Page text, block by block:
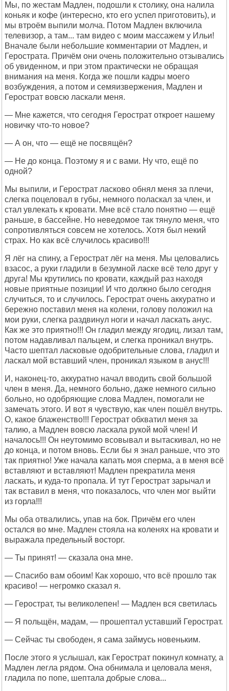
Мы, по жестам Мадлен, подошли к столику, она налила
коньяк и кофе (интересно, кто его успел приготовить), и
мы втроём выпили молча. Потом Мадлен включила
телевизор, а там... там видео с моим массажем у Ильи!
Вначале были небольшие комментарии от Мадлен, и
Герострата. Причём они очень положительно отзывались
об увиденном, и при этом практически не обращая
внимания на меня. Когда же пошли кадры моего
возбуждения, а потом и семяизвержения, Мадлен и
Герострат вовсю ласкали меня.
— Мне кажется, что сегодня Герострат откроет нашему
новичку что-то новое?
— А он, что — ещё не посвящён?
— Не до конца. Поэтому я и с вами. Ну что, ещё по
одной?
Мы выпили, и Герострат ласково обнял меня за плечи,
слегка поцеловал в губы, немного поласкал за член, и
стал увлекать к кровати. Мне всё стало понятно — ещё
раньше, в бассейне. Но неведомое так тянуло меня, что
сопротивляться совсем не хотелось. Хотя был некий
страх. Но как всё случилось красиво!!!
Я лёг на спину, а Герострат лёг на меня. Мы целовались
взасос, а руки гладили в безумной ласке всё тело друг у
друга! Мы крутились по кровати, каждый раз находя
новые приятные позиции! И что должно было сегодня
случиться, то и случилось. Герострат очень аккуратно и
бережно поставил меня на колени, голову положил на
мои руки, слегка раздвинул ноги и начал ласкать анус.
Как же это приятно!!! Он гладил между ягодиц, лизал там,
потом надавливал пальцем, и слегка проникал внутрь.
Часто шептал ласковые одобрительные слова, гладил и
ласкал мой вставший член, проникал языком в анус!!!
И, наконец-то, аккуратно начал вводить свой большой
член в меня. Да, немного больно, даже немного сильно
больно, но одобряющие слова Мадлен, помогали не
замечать этого. И вот я чувствую, как член пошёл внутрь.
О, какое блаженство!!! Герострат обхватил меня за
талию, а Мадлен вовсю ласкала рукой мой член! И
началось!!! Он неутомимо всовывал и вытаскивал, но не
до конца, и потом вновь. Если бы я знал раньше, что это
так приятно! Уже начала капать моя сперма, а в меня всё
вставляют и вставляют! Мадлен прекратила меня
ласкать, и куда-то пропала. И тут Герострат зарычал и
так вставил в меня, что показалось, что член мог выйти
из горла!!!
Мы оба отвалились, упав на бок. Причём его член
остался во мне. Мадлен стояла на коленях на кровати и
выражала предельный восторг.
— Ты принят! — сказала она мне.
— Спасибо вам обоим! Как хорошо, что всё прошло так
красиво! — негромко сказал я.
— Герострат, ты великолепен! — Мадлен вся светилась
— Я польщён, мадам, — прошептал уставший Герострат.
— Сейчас ты свободен, я сама займусь новеньким.
После этого я услышал, как Герострат покинул комнату, а
Мадлен легла рядом. Она обнимала и целовала меня,
гладила по попе, шептала добрые слова...